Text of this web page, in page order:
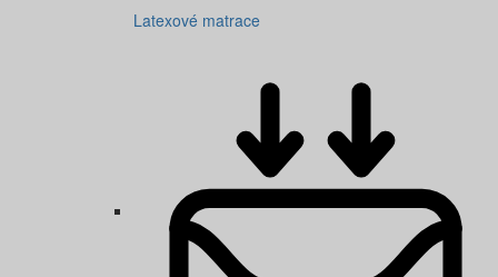
Latexové matrace